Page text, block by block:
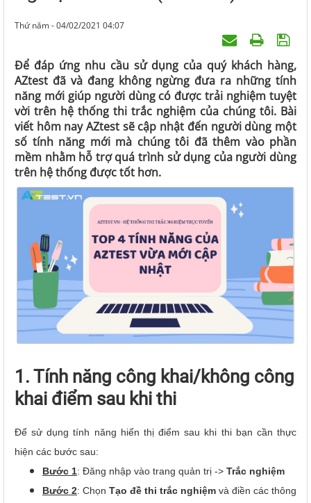
Thứ năm - 04/02/2021 04:07
Để đáp ứng nhu cầu sử dụng của quý khách hàng,
AZtest đã và đang không ngừng đưa ra những tính
năng mới giúp người dùng có được trải nghiệm tuyệt
vời trên hệ thống thi trắc nghiệm của chúng tôi. Bài
viết hôm nay AZtest sẽ cập nhật đến người dùng một
số tính năng mới mà chúng tôi đã thêm vào phần
mềm nhằm hỗ trợ quá trình sử dụng của người dùng
trên hệ thống được tốt hơn.
1. Tính năng công khai/không công
khai điểm sau khi thi
Để sử dụng tính năng hiển thị điểm sau khi thi bạn cần thực
hiện các bước sau:
Bước 1: Đăng nhập vào trang quản trị -> Trắc nghiệm
Bước 2: Chọn Tạo đề thi trắc nghiệm và điền các thông